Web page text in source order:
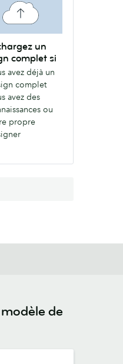
un
complet si
avez déjà un
complet
avez des
ou
propre
de